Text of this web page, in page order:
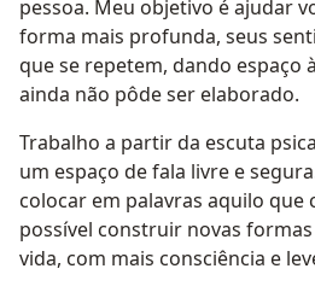
pessoa. Meu objetivo é ajudar
forma mais profunda, seus
que se repetem, dando espaço
ainda não pôde ser elaborado.
Trabalho a partir da escuta
um espaço de fala livre e
colocar em palavras aquilo que
possível construir novas
vida, com mais consciência e